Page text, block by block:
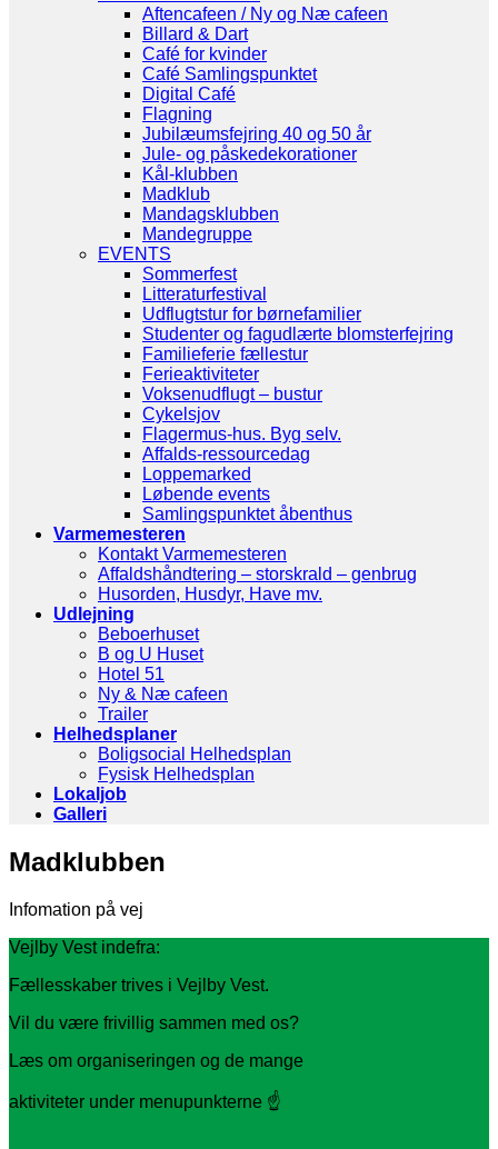
Aftencafeen / Ny og Næ cafeen
Billard & Dart
Café for kvinder
Café Samlingspunktet
Digital Café
Flagning
Jubilæumsfejring 40 og 50 år
Jule- og påskedekorationer
Kål-klubben
Madklub
Mandagsklubben
Mandegruppe
EVENTS
Sommerfest
Litteraturfestival
Udflugtstur for børnefamilier
Studenter og fagudlærte blomsterfejring
Familieferie fællestur
Ferieaktiviteter
Voksenudflugt – bustur
Cykelsjov
Flagermus-hus. Byg selv.
Affalds-ressourcedag
Loppemarked
Løbende events
Samlingspunktet åbenthus
Varmemesteren
Kontakt Varmemesteren
Affaldshåndtering – storskrald – genbrug
Husorden, Husdyr, Have mv.
Udlejning
Beboerhuset
B og U Huset
Hotel 51
Ny & Næ cafeen
Trailer
Helhedsplaner
Boligsocial Helhedsplan
Fysisk Helhedsplan
Lokaljob
Galleri
Madklubben
Infomation på vej
Vejlby Vest indefra:
Fællesskaber trives i Vejlby Vest.
Vil du være frivillig sammen med os?
Læs om organiseringen og de mange
aktiviteter under menupunkterne ☝️